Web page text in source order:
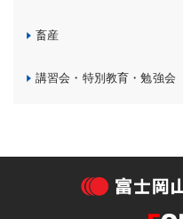
畜産
講習会・特別教育・勉強会